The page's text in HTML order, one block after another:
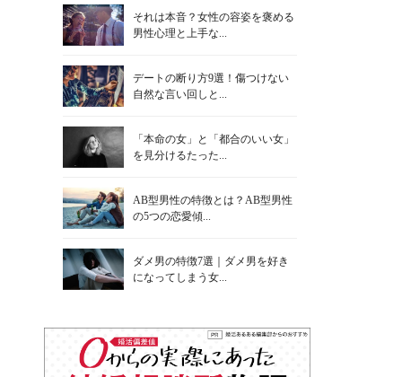
それは本音？女性の容姿を褒める
男性心理と上手な...
デートの断り方9選！傷つけない
自然な言い回しと...
「本命の女」と「都合のいい女」
を見分けるたった...
AB型男性の特徴とは？AB型男性
の5つの恋愛傾...
ダメ男の特徴7選｜ダメ男を好き
になってしまう女...